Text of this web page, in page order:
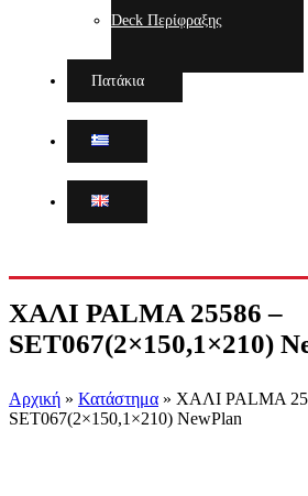
Deck Περίφραξης
Πατάκια
ΧΑΛΙ PALMA 25586 –
SET067(2×150,1×210)
Αρχική » Κατάστημα » ΧΑΛΙ PALMA
SET067(2×150,1×210) NewPlan